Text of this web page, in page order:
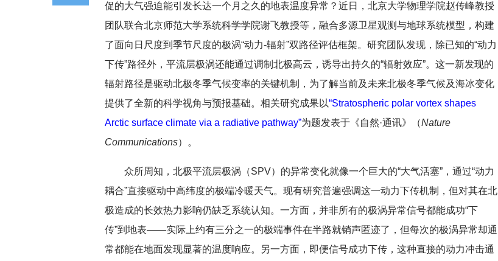
促的大气强迫能引发长达一个月之久的地表温度异常？近日，北京大学物理学院赵传峰教授
团队联合北京师范大学系统科学学院谢飞教授等，融合多源卫星观测与地球系统模型，构建
了面向日尺度到季节尺度的极涡“动力-辐射”双路径评估框架。研究团队发现，除已知的“动力
下传”路径外，平流层极涡还能通过调制北极高云，诱导出持久的“辐射效应”。这一新发现的
辐射路径是驱动北极冬季气候变率的关键机制，为了解当前及未来北极冬季气候及海冰变化
提供了全新的科学视角与预报基础。 相关研究成果以“Stratospheric polar vortex shapes
Arctic surface climate via a radiative pathway”为题发表于《自然·通讯》（Nature
Communications）。
众所周知，北极平流层极涡（SPV）的异常变化就像一个巨大的“大气活塞”，通过“动力
耦合”直接驱动中高纬度的极端冷暖天气。现有研究普遍强调这一动力下传机制，但对其在北
极造成的长效热力影响仍缺乏系统认知。一方面，并非所有的极涡异常信号都能成功“下
传”到地表——实际上约有三分之一的极端事件在半路就销声匿迹了，但每次的极涡异常却通
常都能在地面发现显著的温度响应。另一方面，即便信号成功下传，这种直接的动力冲击通